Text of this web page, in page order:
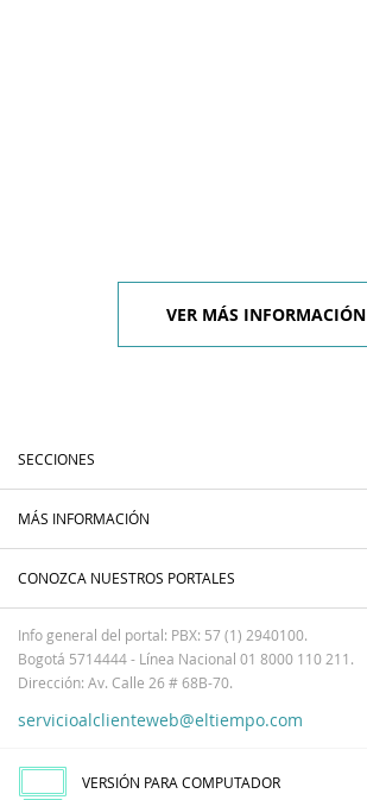
VER MÁS INFORMACIÓN
SECCIONES
MÁS INFORMACIÓN
CONOZCA NUESTROS PORTALES
Info general del portal: PBX: 57 (1) 2940100.
Bogotá 5714444 - Línea Nacional 01 8000 110 211.
Dirección: Av. Calle 26 # 68B-70.
servicioalclienteweb@eltiempo.com
VERSIÓN PARA COMPUTADOR